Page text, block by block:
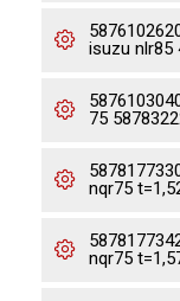
isuzu nlr85
75
nqr75
nqr75